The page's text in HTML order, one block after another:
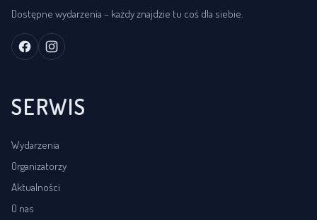
Dostępne wydarzenia – każdy znajdzie tu coś dla siebie.
SERWIS
Wydarzenia
Organizatorzy
Aktualności
O nas